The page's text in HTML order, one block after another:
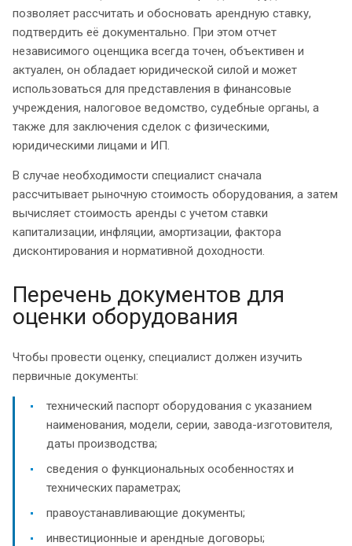
позволяет рассчитать и обосновать арендную ставку,
подтвердить её документально. При этом отчет
независимого оценщика всегда точен, объективен и
актуален, он обладает юридической силой и может
использоваться для представления в финансовые
учреждения, налоговое ведомство, судебные органы, а
также для заключения сделок с физическими,
юридическими лицами и ИП.
В случае необходимости специалист сначала
рассчитывает рыночную стоимость оборудования, а затем
вычисляет стоимость аренды с учетом ставки
капитализации, инфляции, амортизации, фактора
дисконтирования и нормативной доходности.
Перечень документов для
оценки оборудования
Чтобы провести оценку, специалист должен изучить
первичные документы:
технический паспорт оборудования с указанием
наименования, модели, серии, завода-изготовителя,
даты производства;
сведения о функциональных особенностях и
технических параметрах;
правоустанавливающие документы;
инвестиционные и арендные договоры;